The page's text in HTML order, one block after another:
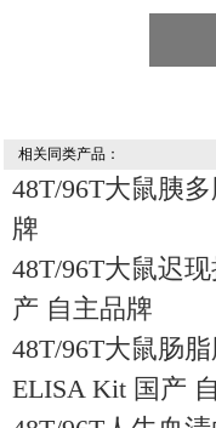
相关同类产品：
48T/96T大鼠胰
牌
48T/96T大鼠迟
产 自主品牌
48T/96T大鼠肠
ELISA Kit 国产